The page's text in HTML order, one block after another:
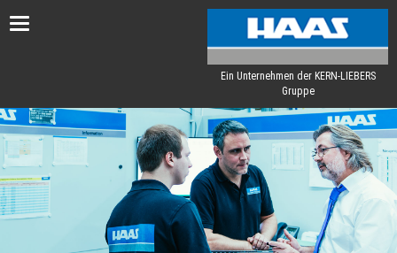
Toggle
Ein Unternehmen der KERN-LIEBERS
Gruppe